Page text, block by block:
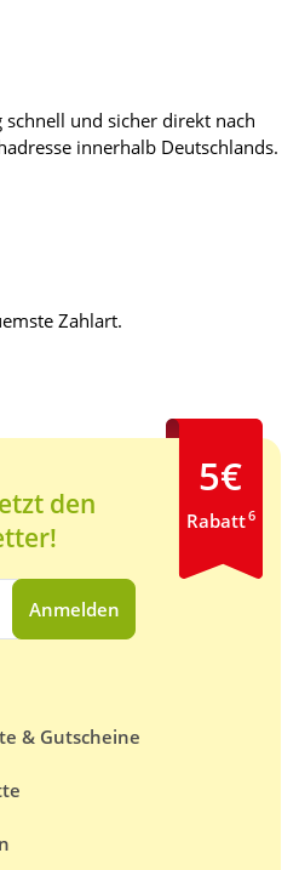
und sicher direkt nach
innerhalb Deutschlands.
Zahlart.
den
Anmelden
& Gutscheine
5€
Rabatt6